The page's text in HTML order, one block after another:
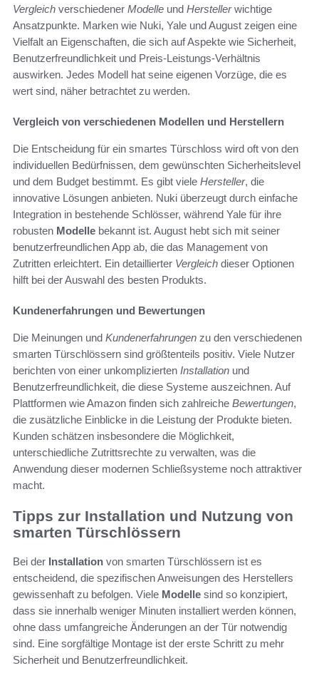
Vergleich verschiedener Modelle und Herstellerwichtige
Ansatzpunkte. Marken wie Nuki, Yale und August zeigen eine
Vielfalt an Eigenschaften, die sich auf Aspekte wie Sicherheit,
Benutzerfreundlichkeit und Preis-Leistungs-Verhältnis
auswirken. Jedes Modell hat seine eigenen Vorzüge, die es
wert sind, näher betrachtet zu werden.
Vergleich von verschiedenen Modellen und Herstellern
Die Entscheidung für ein smartes Türschloss wird oft von den
individuellen Bedürfnissen, dem gewünschten Sicherheitslevel
und dem Budget bestimmt. Es gibt viele Hersteller, die
innovative Lösungen anbieten. Nuki überzeugt durch einfache
Integration in bestehende Schlösser, während Yale für ihre
robusten Modelle bekannt ist. August hebt sich mit seiner
benutzerfreundlichen App ab, die das Management von
Zutritten erleichtert. Ein detaillierter Vergleich dieser Optionen
hilft bei der Auswahl des besten Produkts.
Kundenerfahrungen und Bewertungen
Die Meinungen und Kundenerfahrungen zu den verschiedenen
smarten Türschlössern sind größtenteils positiv. Viele Nutzer
berichten von einer unkomplizierten Installation und
Benutzerfreundlichkeit, die diese Systeme auszeichnen. Auf
Plattformen wie Amazon finden sich zahlreiche Bewertungen,
die zusätzliche Einblicke in die Leistung der Produkte bieten.
Kunden schätzen insbesondere die Möglichkeit,
unterschiedliche Zutrittsrechte zu verwalten, was die
Anwendung dieser modernen Schließsysteme noch attraktiver
macht.
Tipps zur Installation und Nutzung von
smarten Türschlössern
Bei der Installation von smarten Türschlössern ist es
entscheidend, die spezifischen Anweisungen des Herstellers
gewissenhaft zu befolgen. Viele Modelle sind so konzipiert,
dass sie innerhalb weniger Minuten installiert werden können,
ohne dass umfangreiche Änderungen an der Tür notwendig
sind. Eine sorgfältige Montage ist der erste Schritt zu mehr
Sicherheit und Benutzerfreundlichkeit.